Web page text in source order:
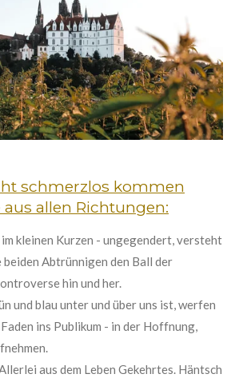
schmerzlos kommen
allen Richtungen:
kleinen Kurzen - ungegendert, versteht
beiden Abtrünnigen den Ball der
hin und her.
und blau unter und über uns ist, werfen
ins Publikum - in der Hoffnung,
aus dem Leben Gekehrtes. Häntsch